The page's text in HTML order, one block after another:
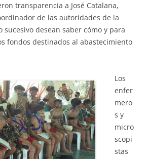
transparencia a José Catalana,
de las autoridades de la
sucesivo desean saber cómo y para
fondos destinados al abastecimiento
Los
enfer
mero
s y
micro
scopi
stas